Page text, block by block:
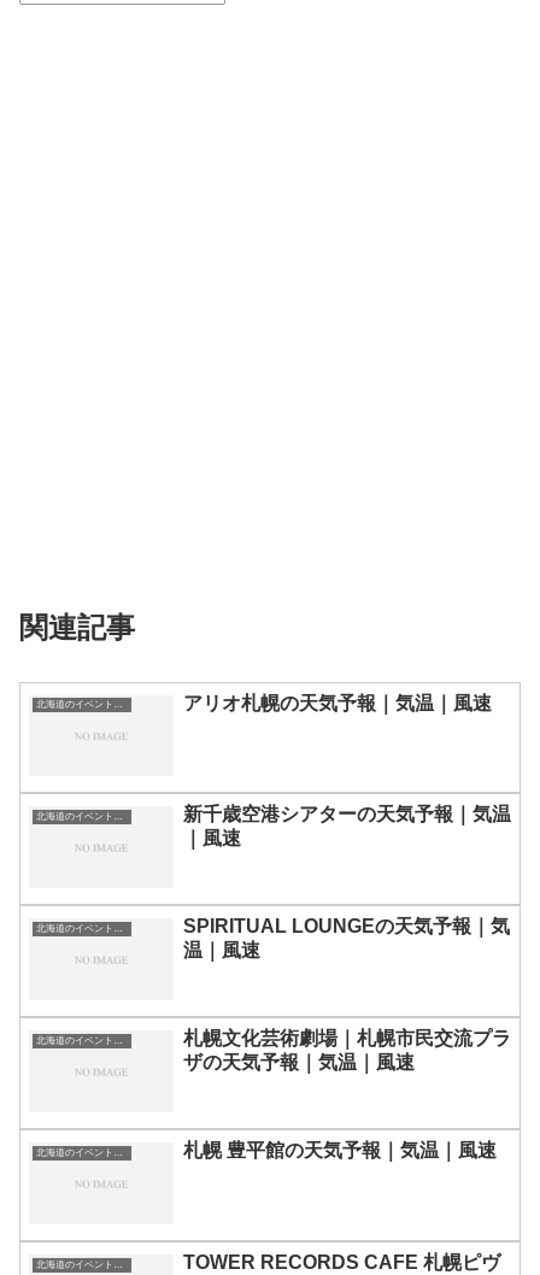
関連記事
北海道のイベント会場一覧 アリオ札幌の天気予報｜気温｜風速
北海道のイベント会場一覧
新千歳空港シアターの天気予報｜気温
｜風速
北海道のイベント会場一覧
SPIRITUAL LOUNGEの天気予報｜気
温｜風速
北海道のイベント会場一覧
札幌文化芸術劇場｜札幌市民交流プラ
ザの天気予報｜気温｜風速
北海道のイベント会場一覧 札幌 豊平館の天気予報｜気温｜風速
北海道のイベント会場一覧
TOWER RECORDS CAFE 札幌ピヴ